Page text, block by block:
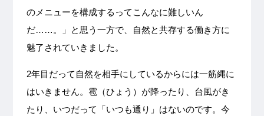
のメニューを構成するってこんなに難しいん
だ……。」と思う一方で、自然と共存する働き方に
魅了されていきました。
2年目だって自然を相手にしているからには一筋縄に
はいきません。雹（ひょう）が降ったり、台風がき
たり、いつだって「いつも通り」はないのです。今